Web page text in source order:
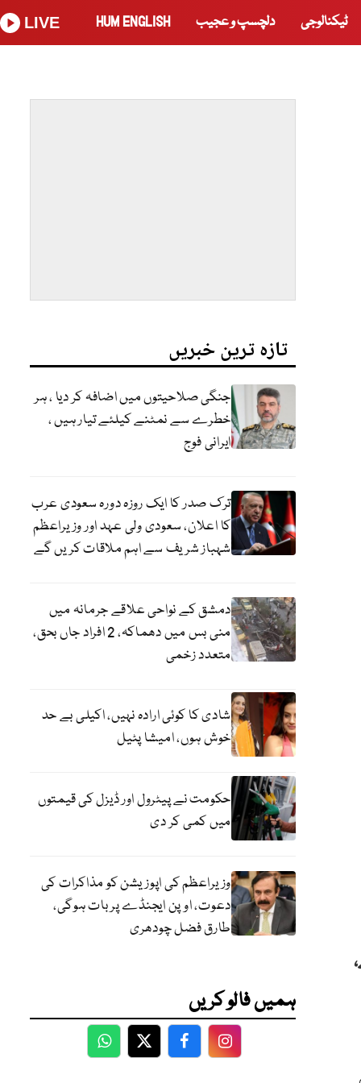
ٹیکنالوجی دلچسپ و عجیب HUM ENGLISH
LIVE
تازہ ترین خبریں
جنگی صلاحیتوں میں اضافہ کر دیا ، ہر
خطرے سے نمٹنے کیلئے تیار ہیں ،
ایرانی فوج
ترک صدر کا ایک روزہ دورہ سعودی عرب
کا اعلان، سعودی ولی عہد اور وزیراعظم
شہباز شریف سے اہم ملاقات کریں گے
دمشق کے نواحی علاقے جرمانہ میں
منی بس میں دھماکہ، 2 افراد جاں بحق،
متعدد زخمی
شادی کا کوئی ارادہ نہیں، اکیلی بے حد
خوش ہوں، امیشا پٹیل
حکومت نے پیٹرول اور ڈیزل کی قیمتوں
میں کمی کر دی
وزیراعظم کی اپوزیشن کو مذاکرات کی
دعوت، اوپن ایجنڈے پر بات ہوگی،
طارق فضل چودھری
ہمیں فالو کریں
WhatsApp
TwitterFacebookFacebook